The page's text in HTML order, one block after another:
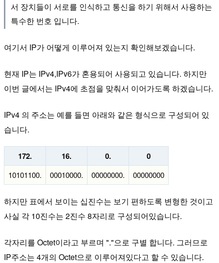
서 장치들이 서로를 인식하고 통신을 하기 위해서 사용하는
특수한 번호 입니다.
여기서 IP가 어떻게 이루어져 있는지 확인해보겠습니다.
현재 IP는 IPv4,IPv6가 혼용되어 사용되고 있습니다. 하지만
이번 글에서는 IPv4에 초점을 맞춰서 이어가도록 하겠습니다.
IPv4 의 주소는 예를 들면 아래와 같은 형식으로 구성되어 있
습니다.
172. 16. 0. 0
10101100. 00010000. 00000000. 00000000
하지만 표에서 보이는 십진수는 보기 편하도록 변형한 것이고
사실 각 10진수는 2진수 8자리로 구성되어있습니다.
각자리를 Octet이라고 부르며 "."으로 구별 합니다. 그러므로
IP주소는 4개의 Octet으로 이루어져있다고 할 수 있습니다.